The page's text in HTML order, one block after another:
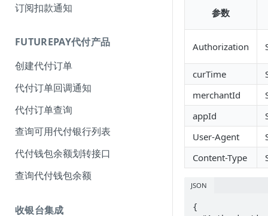
订阅扣款通知
FUTUREPAY代付产品
创建代付订单
代付订单回调通知
代付订单查询
查询可用代付银行列表
代付钱包余额划转接口
查询代付钱包余额
收银台集成
参数
Authorization
curTime
merchantId
appId
User-Agent
Content-Type
JSON
{